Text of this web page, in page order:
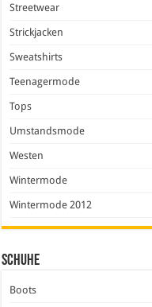
Streetwear
Strickjacken
Sweatshirts
Teenagermode
Tops
Umstandsmode
Westen
Wintermode
Wintermode 2012
Schuhe
Boots